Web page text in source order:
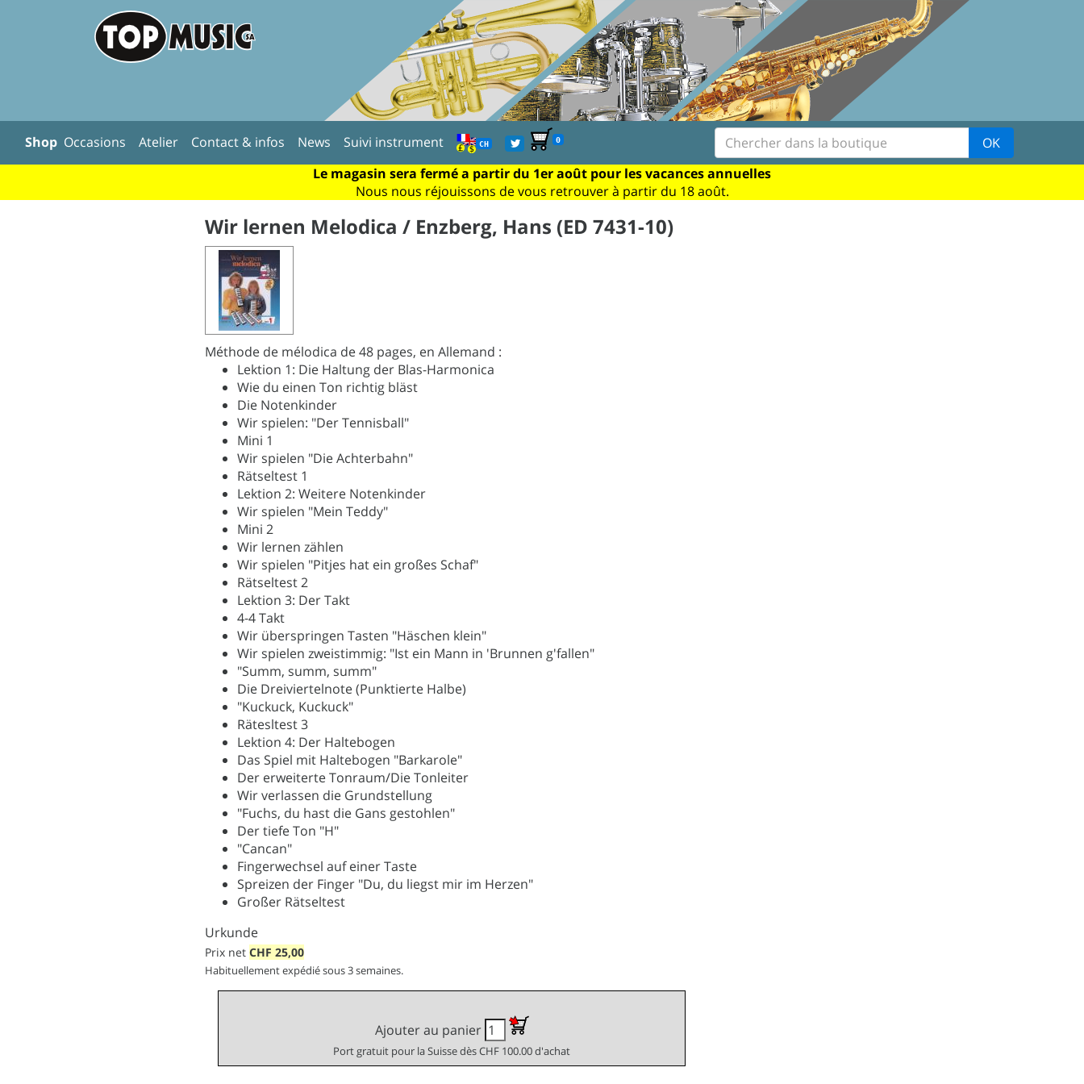
Shop Occasions Atelier Contact & infos News Suivi instrument CH 0
OK
Le magasin sera fermé a partir du 1er août pour les vacances annuelles
Nous nous réjouissons de vous retrouver à partir du 18 août.
Wir lernen Melodica / Enzberg, Hans (ED 7431-10)
Méthode de mélodica de 48 pages, en Allemand :
Lektion 1: Die Haltung der Blas-Harmonica
Wie du einen Ton richtig bläst
Die Notenkinder
Wir spielen: "Der Tennisball"
Mini 1
Wir spielen "Die Achterbahn"
Rätseltest 1
Lektion 2: Weitere Notenkinder
Wir spielen "Mein Teddy"
Mini 2
Wir lernen zählen
Wir spielen "Pitjes hat ein großes Schaf"
Rätseltest 2
Lektion 3: Der Takt
4-4 Takt
Wir überspringen Tasten "Häschen klein"
Wir spielen zweistimmig: "Ist ein Mann in 'Brunnen g'fallen"
"Summ, summ, summ"
Die Dreiviertelnote (Punktierte Halbe)
"Kuckuck, Kuckuck"
Rätesltest 3
Lektion 4: Der Haltebogen
Das Spiel mit Haltebogen "Barkarole"
Der erweiterte Tonraum/Die Tonleiter
Wir verlassen die Grundstellung
"Fuchs, du hast die Gans gestohlen"
Der tiefe Ton "H"
"Cancan"
Fingerwechsel auf einer Taste
Spreizen der Finger "Du, du liegst mir im Herzen"
Großer Rätseltest
Urkunde
Prix net CHF 25,00
Habituellement expédié sous 3 semaines.
Ajouter au panier
Port gratuit pour la Suisse dès CHF 100.00 d'achat